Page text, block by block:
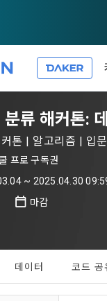
분류 해커톤:
톤 | 알고리즘 | 입
프로 구독권
~ 2025.04.30
마감
데이터 코드 공